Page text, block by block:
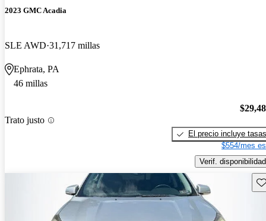
2023 GMC Acadia
SLE AWD 31,717 millas
Ephrata, PA
46 millas
Trato justo
El precio incluye tasas
$554/mes
Verif. disponibilidad